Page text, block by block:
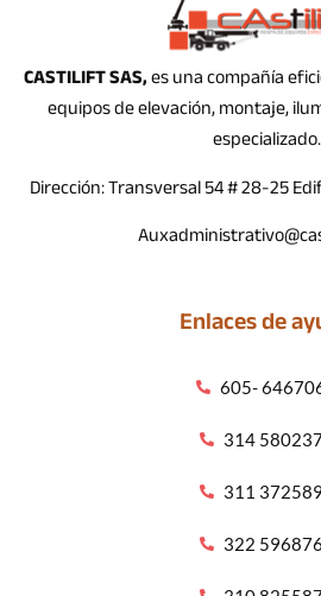
CASTILIFT SAS, es una compañía
equipos de elevación, montaje,
especializado.
Dirección: Transversal 54 # 28-25
Enlaces de
605-
314
311
322